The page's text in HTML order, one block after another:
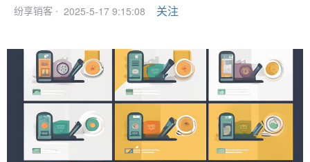
纷享销客 · 2025-5-17 9:15:08 关注